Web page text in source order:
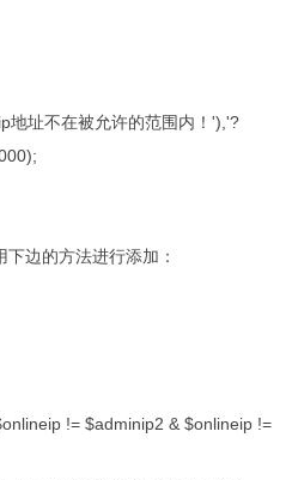
址不在被允许的范围内！'),'?
边的方法进行添加：
!= $adminip2 & $onlineip !=